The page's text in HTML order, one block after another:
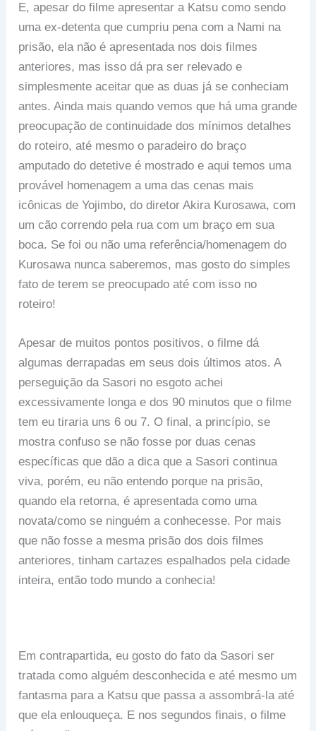
E, apesar do filme apresentar a Katsu como sendo
uma ex-detenta que cumpriu pena com a Nami na
prisão, ela não é apresentada nos dois filmes
anteriores, mas isso dá pra ser relevado e
simplesmente aceitar que as duas já se conheciam
antes. Ainda mais quando vemos que há uma grande
preocupação de continuidade dos mínimos detalhes
do roteiro, até mesmo o paradeiro do braço
amputado do detetive é mostrado e aqui temos uma
provável homenagem a uma das cenas mais
icônicas de Yojimbo, do diretor Akira Kurosawa, com
um cão correndo pela rua com um braço em sua
boca. Se foi ou não uma referência/homenagem do
Kurosawa nunca saberemos, mas gosto do simples
fato de terem se preocupado até com isso no
roteiro!
Apesar de muitos pontos positivos, o filme dá
algumas derrapadas em seus dois últimos atos. A
perseguição da Sasori no esgoto achei
excessivamente longa e dos 90 minutos que o filme
tem eu tiraria uns 6 ou 7. O final, a princípio, se
mostra confuso se não fosse por duas cenas
específicas que dão a dica que a Sasori continua
viva, porém, eu não entendo porque na prisão,
quando ela retorna, é apresentada como uma
novata/como se ninguém a conhecesse. Por mais
que não fosse a mesma prisão dos dois filmes
anteriores, tinham cartazes espalhados pela cidade
inteira, então todo mundo a conhecia!
Em contrapartida, eu gosto do fato da Sasori ser
tratada como alguém desconhecida e até mesmo um
fantasma para a Katsu que passa a assombrá-la até
que ela enlouqueça. E nos segundos finais, o filme